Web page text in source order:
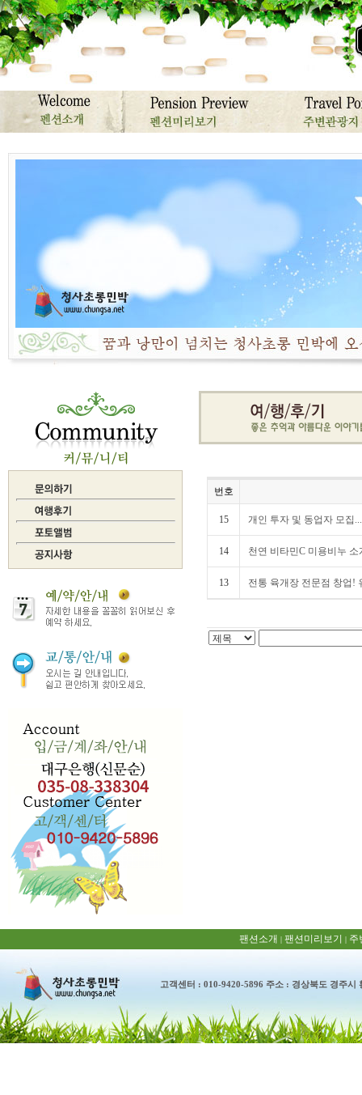
번호
15 개인 투자 및 동업자 모집
14 천연 비타민C 미용비누
13 전통 육개장 전문점 창업!
팬션소개 | 팬션미리보기 | 주
고객센터 : 010-9420-5896 주소 : 경상북도 경주시